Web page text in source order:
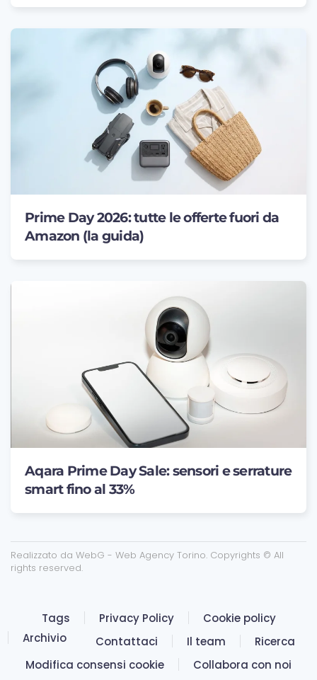
Prime Day 2026: tutte le offerte fuori da
Amazon (la guida)
Aqara Prime Day Sale: sensori e serrature
smart fino al 33%
Realizzato da WebG - Web Agency Torino. Copyrights © All
rights reserved.
Tags Privacy Policy
Cookie policy
Archivio
Contattaci Il team
Ricerca
Modifica consensi cookie
Collabora con noi